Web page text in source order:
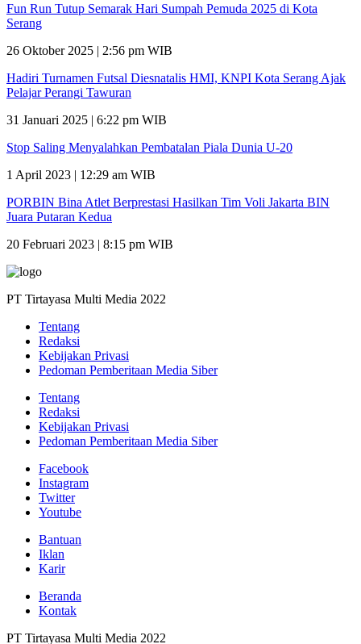
Fun Run Tutup Semarak Hari Sumpah Pemuda 2025 di Kota
Serang
26 Oktober 2025 | 2:56 pm WIB
Hadiri Turnamen Futsal Diesnatalis HMI, KNPI Kota Serang Ajak
Pelajar Perangi Tawuran
31 Januari 2025 | 6:22 pm WIB
Stop Saling Menyalahkan Pembatalan Piala Dunia U-20
1 April 2023 | 12:29 am WIB
PORBIN Bina Atlet Berprestasi Hasilkan Tim Voli Jakarta BIN
Juara Putaran Kedua
20 Februari 2023 | 8:15 pm WIB
PT Tirtayasa Multi Media 2022
Tentang
Redaksi
Kebijakan Privasi
Pedoman Pemberitaan Media Siber
Tentang
Redaksi
Kebijakan Privasi
Pedoman Pemberitaan Media Siber
Facebook
Instagram
Twitter
Youtube
Bantuan
Iklan
Karir
Beranda
Kontak
PT Tirtayasa Multi Media 2022